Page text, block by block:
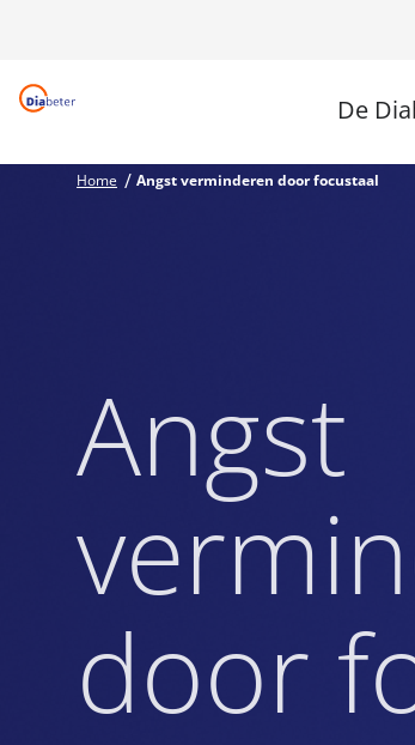
De
Angst
door
Home Angst verminderen door focustaal